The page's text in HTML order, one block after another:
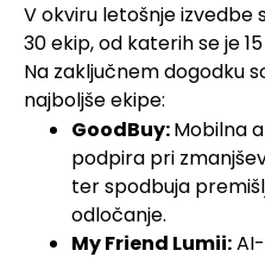
V okviru letošnje izvedbe
30 ekip, od katerih se je
Na zaključnem dogodku
najboljše ekipe:
GoodBuy:Mobilna
podpira pri
ter spodbuja
odločanje.
My Friend Lumii: